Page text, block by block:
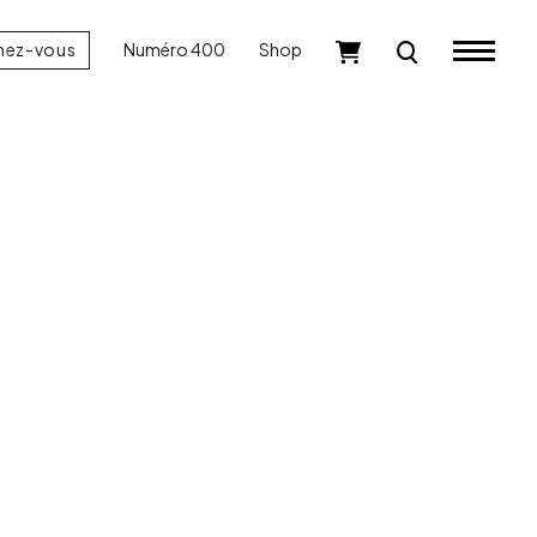
vous Numéro 400 Shop